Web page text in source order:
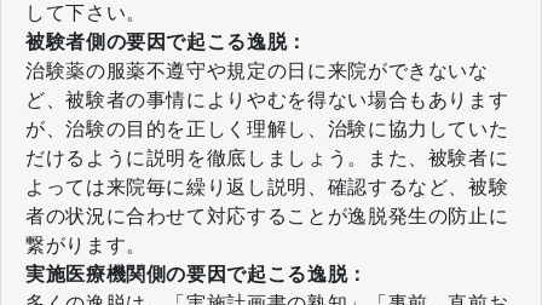
して下さい。
被験者側の要因で起こる逸脱：
治験薬の服薬不遵守や規定の日に来院ができないな
ど、被験者の事情によりやむを得ない場合もあります
が、治験の目的を正しく理解し、治験に協力していた
だけるように説明を徹底しましょう。また、被験者に
よっては来院毎に繰り返し説明、確認するなど、被験
者の状況に合わせて対応することが逸脱発生の防止に
繋がります。
実施医療機関側の要因で起こる逸脱：